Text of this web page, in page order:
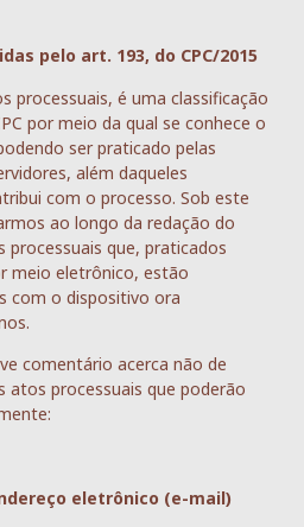
pelo art. 193, do CPC/2015
processuais, é uma classificação
por meio da qual se conhece o
ser praticado pelas
além daqueles
com o processo. Sob este
ao longo da redação do
processuais que, praticados
meio eletrônico, estão
com o dispositivo ora
comentário acerca não de
atos processuais que poderão
eletrônico (e-mail)